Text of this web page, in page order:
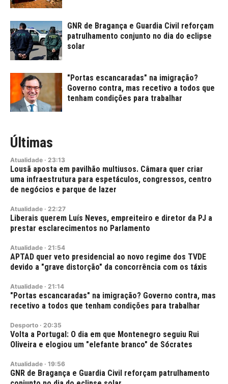
GNR de Bragança e Guardia Civil reforçam
patrulhamento conjunto no dia do eclipse
solar
"Portas escancaradas" na imigração?
Governo contra, mas recetivo a todos que
tenham condições para trabalhar
Últimas
Atualidade · 23:13
Lousã aposta em pavilhão multiusos. Câmara quer criar
uma infraestrutura para espetáculos, congressos, centro
de negócios e parque de lazer
Atualidade · 22:27
Liberais querem Luís Neves, empreiteiro e diretor da PJ a
prestar esclarecimentos no Parlamento
Atualidade · 21:54
APTAD quer veto presidencial ao novo regime dos TVDE
devido a "grave distorção" da concorrência com os táxis
Atualidade · 21:14
"Portas escancaradas" na imigração? Governo contra, mas
recetivo a todos que tenham condições para trabalhar
Desporto · 20:35
Volta a Portugal: O dia em que Montenegro seguiu Rui
Oliveira e elogiou um "elefante branco" de Sócrates
Atualidade · 19:56
GNR de Bragança e Guardia Civil reforçam patrulhamento